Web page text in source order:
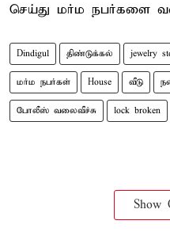
செய்து மர்ம நபர்களை
Dindigul திண்டுக்கல் jewelry
மர்ம நபர்கள் House வீடு
போலீஸ் வலைவீச்சு lock broken
Show